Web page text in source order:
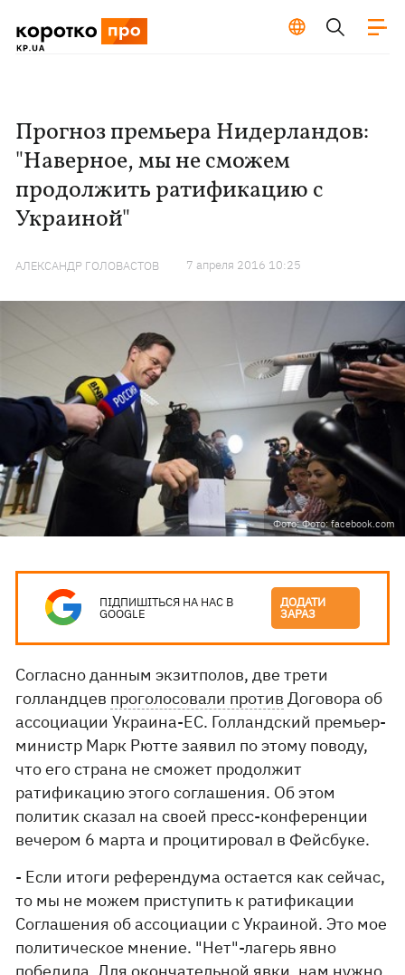
Прогноз премьера Нидерландов:
"Наверное, мы не сможем
продолжить ратификацию с
Украиной"
АЛЕКСАНДР ГОЛОВАСТОВ 7 апреля 2016 10:25
Фото: Фото: facebook.com
ПІДПИШІТЬСЯ НА НАС В
GOOGLE
ДОДАТИ
ЗАРАЗ
Согласно данным экзитполов, две трети
голландцев проголосовали против Договора об
ассоциации Украина-ЕС. Голландский премьер-
министр Марк Рютте заявил по этому поводу,
что его страна не сможет продолжит
ратификацию этого соглашения. Об этом
политик сказал на своей пресс-конференции
вечером 6 марта и процитировал в Фейсбуке.
- Если итоги референдума остается как сейчас,
то мы не можем приступить к ратификации
Соглашения об ассоциации с Украиной. Это мое
политическое мнение. "Нет"-лагерь явно